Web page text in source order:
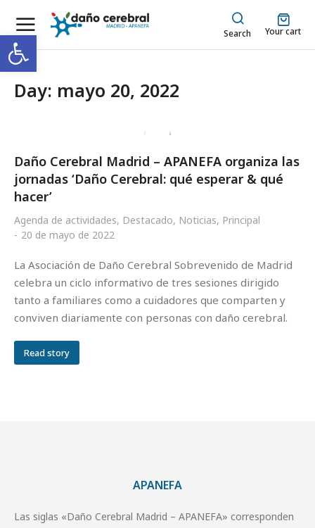
Abrir barra de herramientas Search Your cart
Day: mayo 20, 2022
Daño Cerebral Madrid – APANEFA organiza las
jornadas ‘Daño Cerebral: qué esperar & qué
hacer’
Agenda de actividades, Destacado, Noticias, Principal
20 de mayo de 2022
La Asociación de Daño Cerebral Sobrevenido de Madrid
celebra un ciclo informativo de tres sesiones dirigido
tanto a familiares como a cuidadores que comparten y
conviven diariamente con personas con daño cerebral.
Read story
APANEFA
Las siglas «Daño Cerebral Madrid – APANEFA» corresponden